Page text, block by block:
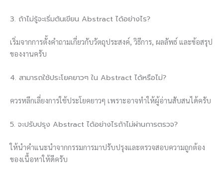
3. ถ้าไม่รู้จะเริ่มต้นเขียน Abstract ได้อย่างไร?
เริ่มจากการตั้งคำถามเกี่ยวกับวัตถุประสงค์, วิธีการ, ผลลัพธ์ และข้อสรุป
ของงานครับ
4. สามารถใช้ประโยคยาวๆ ใน Abstract ได้หรือไม่?
ควรหลีกเลี่ยงการใช้ประโยคยาวๆ เพราะอาจทำให้ผู้อ่านสับสนได้ครับ
5. จะปรับปรุง Abstract ได้อย่างไรถ้าไม่ผ่านการตรวจ?
ให้นำคำแนะนำจากกรรมการมาปรับปรุงและตรวจสอบความถูกต้อง
ของเนื้อหาให้ดีครับ